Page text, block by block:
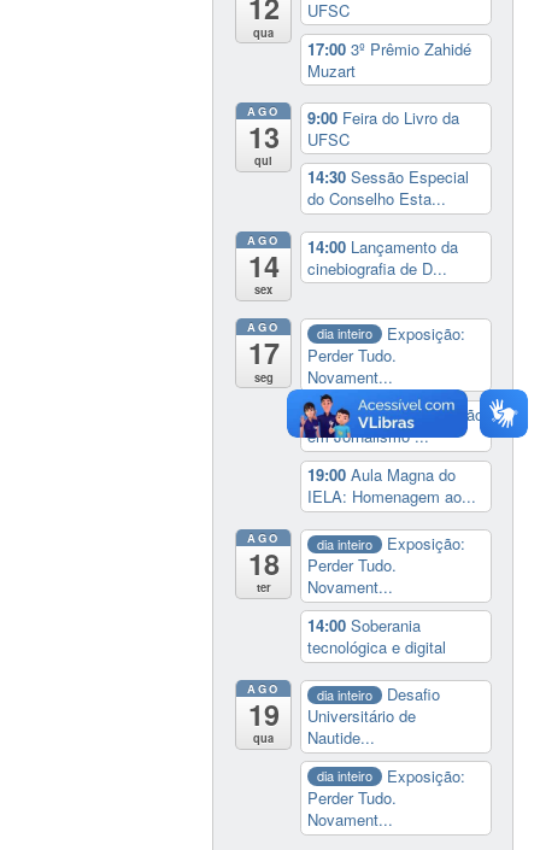
12
qua
UFSC
17:003º Prêmio Zahidé
Muzart
AGO
13
qui
9:00 Feira do Livro da
UFSC
14:30Sessão Especial
do Conselho Esta...
AGO
14
sex
14:00 Lançamento da
cinebiografia de D...
AGO
17
seg
dia inteiro
Exposição:
Perder Tudo.
Novament...
16:00 Curso de formação
em Jornalismo ...
19:00Aula Magna do
IELA: Homenagem ao...
AGO
18
ter
dia inteiro
Exposição:
Perder Tudo.
Novament...
14:00Soberania
tecnológica e digital
AGO
19
qua
dia inteiro
Desafio
Universitário de
Nautide...
dia inteiro
Exposição:
Perder Tudo.
Novament...